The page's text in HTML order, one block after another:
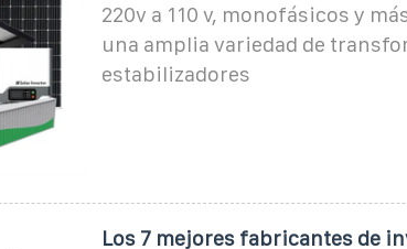
220v a 110 v, monofásicos y
una amplia variedad de
estabilizadores
Los 7 mejores fabricantes de